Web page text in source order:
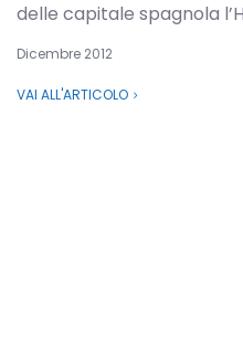
delle capitale spagnola
Dicembre 2012
VAI ALL'ARTICOLO